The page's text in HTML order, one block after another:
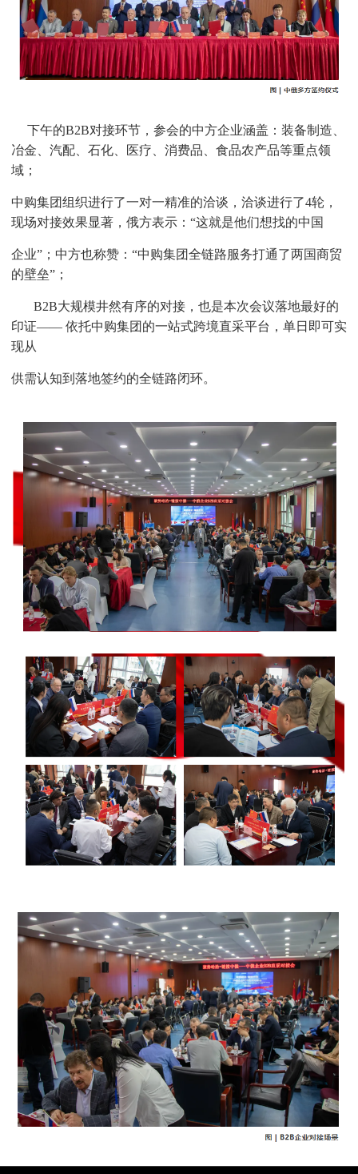
下午的B2B对接环节，参会的中方企业涵盖：装备制造、
冶金、汽配、石化、医疗、消费品、食品农产品等重点领
域；
中购集团组织进行了一对一精准的洽谈，洽谈进行了4轮，
现场对接效果显著，俄方表示：“这就是他们想找的中国
企业”；中方也称赞：“中购集团全链路服务打通了两国商贸
的壁垒”；
B2B大规模井然有序的对接，也是本次会议落地最好的
印证—— 依托中购集团的一站式跨境直采平台，单日即可实
现从
供需认知到落地签约的全链路闭环。